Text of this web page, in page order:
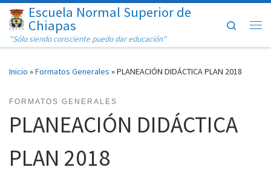
Saltar al contenido
Escuela Normal Superior de
Chiapas
"Sólo siendo consciente puedo dar educación"
Search
Inicio »Formatos Generales »PLANEACIÓN DIDÁCTICA PLAN 2018
FORMATOS GENERALES
PLANEACIÓN DIDÁCTICA
PLAN 2018